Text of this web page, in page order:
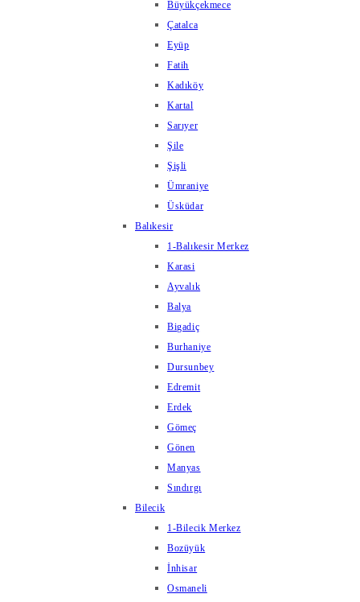
Büyükçekmece
Çatalca
Eyüp
Fatih
Kadıköy
Kartal
Sarıyer
Şile
Şişli
Ümraniye
Üsküdar
Balıkesir
1-Balıkesir Merkez
Karasi
Ayvalık
Balya
Bigadiç
Burhaniye
Dursunbey
Edremit
Erdek
Gömeç
Gönen
Manyas
Sındırgı
Bilecik
1-Bilecik Merkez
Bozüyük
İnhisar
Osmaneli